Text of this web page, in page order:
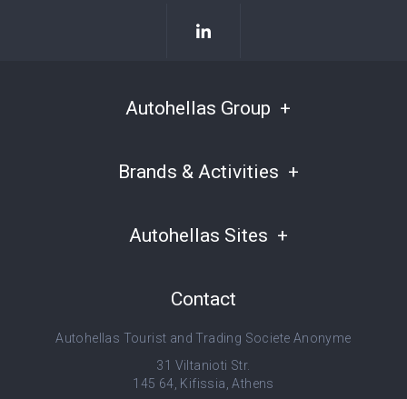
Autohellas Group
Brands & Activities
Autohellas Sites
Contact
Autohellas Tourist and Trading Societe Anonyme
31 Viltanioti Str.
145 64, Kifissia, Athens